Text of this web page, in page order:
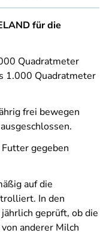
für die
Quadratmeter
1.000 Quadratmeter
frei bewegen
gegeben
auf die
In den
geprüft, ob die
anderer Milch